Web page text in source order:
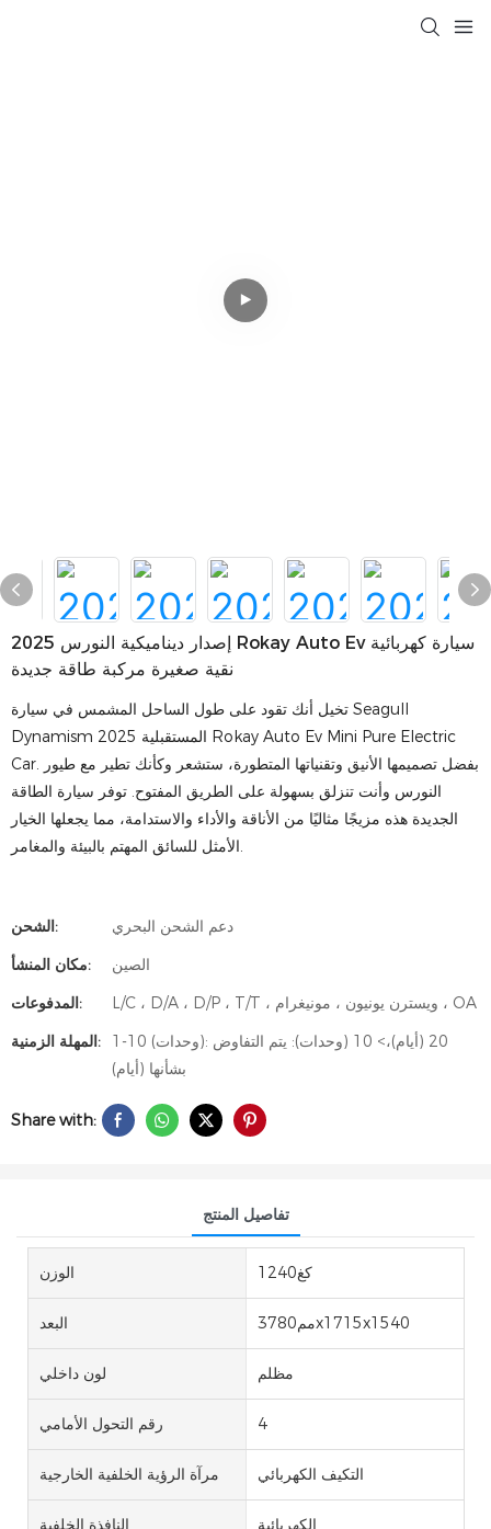
2025 إصدار ديناميكية النورس Rokay Auto Ev سيارة كهربائية
نقية صغيرة مركبة طاقة جديدة
تخيل أنك تقود على طول الساحل المشمس في سيارة Seagull
Dynamism 2025 المستقبلية Rokay Auto Ev Mini Pure Electric
Car. بفضل تصميمها الأنيق وتقنياتها المتطورة، ستشعر وكأنك تطير مع طيور
النورس وأنت تنزلق بسهولة على الطريق المفتوح. توفر سيارة الطاقة
الجديدة هذه مزيجًا مثاليًا من الأناقة والأداء والاستدامة، مما يجعلها الخيار
الأمثل للسائق المهتم بالبيئة والمغامر.
الشحن:
دعم الشحن البحري
مكان المنشأ:
الصين
المدفوعات:
L/C ، D/A ، D/P ، T/T ، ويسترن يونيون ، مونيغرام ، OA
المهلة الزمنية:
1-10 (وحدات): 20 (أيام)،> 10 (وحدات): يتم التفاوض
بشأنها (أيام)
Share with:
تفاصيل المنتج
الوزن كغ1240
البعد مم3780x1715x1540
لون داخلي مظلم
رقم التحول الأمامي 4
مرآة الرؤية الخلفية الخارجية التكيف الكهربائي
النافذة الخلفية الكهربائية